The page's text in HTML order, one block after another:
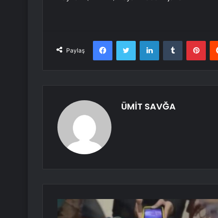
Paylaş
FacebookTwitter LinkedInTumblr
ÜMİT SAVĞA